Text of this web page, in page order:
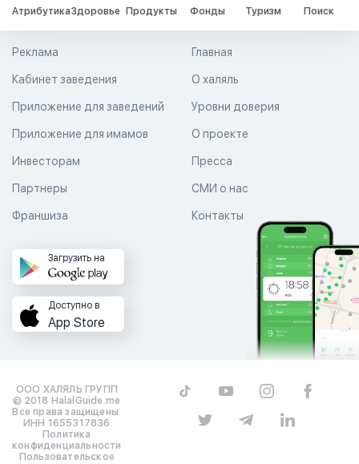
АтрибутикаЗдоровье Продукты Фонды Туризм Поиск
Главная
О халяль
Уровни доверия
Реклама
Кабинет заведения
Приложение для заведений
Приложение для имамов О проекте
Пресса
СМИ о нас
Контакты
Инвесторам
Партнеры
Франшиза
Загрузить на
Доступно в
App Store
ООО ХАЛЯЛЬ ГРУПП
© 2018 HalalGuide.me
Все права защищены.
ИНН 1655317836
Политика
конфиденциальности
Пользовательское